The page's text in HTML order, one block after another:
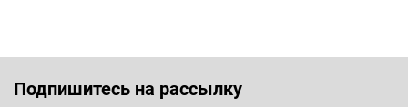
Подпишитесь на рассылку